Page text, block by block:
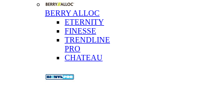
BERRY ALLOC
ETERNITY
FINESSE
TRENDLINE
PRO
CHATEAU